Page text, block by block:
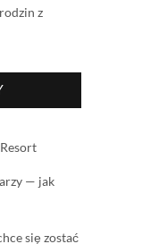
z
— jak
się zostać